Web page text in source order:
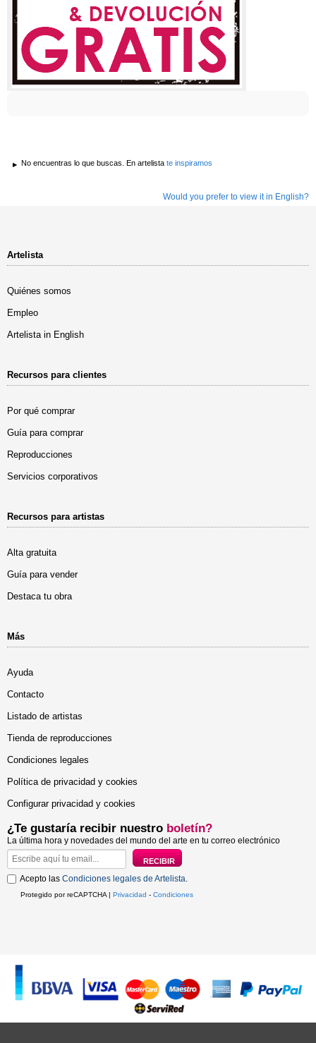
No encuentras lo que buscas. En artelista te inspiramos
Would you prefer to view it in English?
Artelista
Quiénes somos
Empleo
Artelista in English
Recursos para clientes
Por qué comprar
Guía para comprar
Reproducciones
Servicios corporativos
Recursos para artistas
Alta gratuita
Guía para vender
Destaca tu obra
Más
Ayuda
Contacto
Listado de artistas
Tienda de reproducciones
Condiciones legales
Política de privacidad y cookies
Configurar privacidad y cookies
¿Te gustaría recibir nuestro boletín?
La última hora y novedades del mundo del arte en tu correo electrónico
Acepto las Condiciones legales de Artelista.
Protegido por reCAPTCHA | Privacidad - Condiciones